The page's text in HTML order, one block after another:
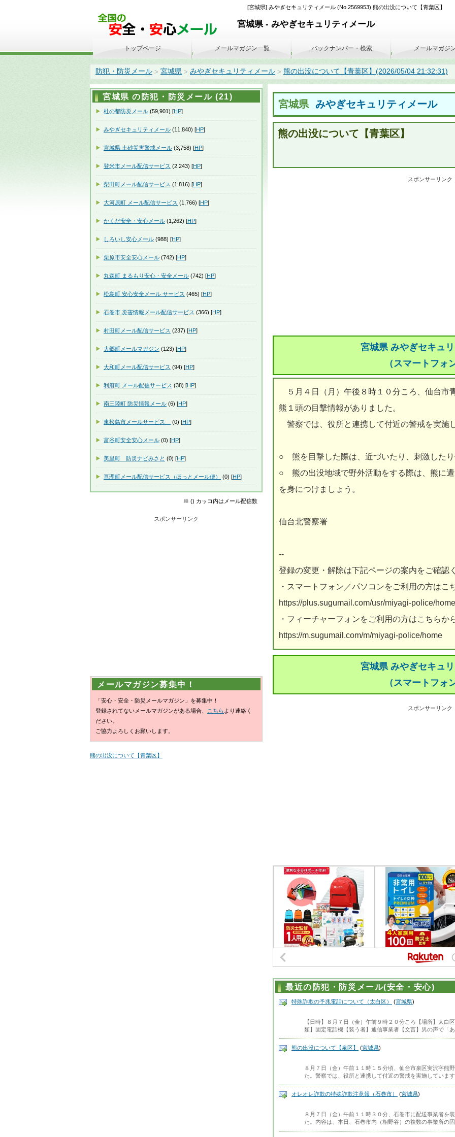
[宮城県] みやぎセキュリティメール (No.2569953) 熊の出没について【青葉区】
宮城県 - みやぎセキュリティメール
防犯・防災メール > 宮城県 > みやぎセキュリティメール > 熊の出没について【青葉区】(2026/05/04 21:32:31)
宮城県 みやぎセキュリティメール
熊の出没について【青葉区】
スポンサーリンク
宮城県 みやぎセキュ
（スマートフォ
５月４日（月）午後８時１０分ころ、仙台市
熊１頭の目撃情報がありました。
警察では、役所と連携して付近の警戒を実施
○ 熊を目撃した際は、近づいたり、刺激した
○ 熊の出没地域で野外活動をする際は、熊に
を身につけましょう。
仙台北警察署
--
登録の変更・解除は下記ページの案内をご確認
・スマートフォン／パソコンをご利用の方はこ
https://plus.sugumail.com/usr/miyagi-police/home
・フィーチャーフォンをご利用の方はこちらか
https://m.sugumail.com/m/miyagi-police/home
宮城県 みやぎセキュ
（スマートフォ
スポンサーリンク
最近の防犯・防災メール(安全・安心)
特殊詐欺の予兆電話について（太白区） (宮城県)
【日時】８月７日（金）午前９時２０分ころ【場所】太白
類】固定電話機【装う者】通信事業者【文言】男の声で「
熊の出没について【泉区】 (宮城県)
８月７日（金）午前１１時１５分頃、仙台市泉区実沢字熊
た。警察では、役所と連携して付近の警戒を実施していま
オレオレ詐欺の特殊詐欺注意報（石巻市） (宮城県)
８月７日（金）午前１１時３０分、石巻市に配送事業者を
た。内容は、本日、石巻市内（相野谷）の複数の事業所の
トップページ メールマガジン一覧 バックナンバー・検索 メールマガジ
宮城県 の防犯・防災メール (21)
杜の都防災メール (59,901) [HP]
みやぎセキュリティメール (11,840) [HP]
宮城県 土砂災害警戒メール (3,758) [HP]
登米市メール配信サービス (2,243) [HP]
柴田町メール配信サービス (1,816) [HP]
大河原町 メール配信サービス (1,766) [HP]
かくだ安全・安心メール (1,262) [HP]
しろいし安心メール (988) [HP]
栗原市安全安心メール (742) [HP]
丸森町 まるもり安心・安全メール (742) [HP]
松島町 安心安全メール サービス (465) [HP]
石巻市 災害情報メール配信サービス (366) [HP]
村田町メール配信サービス (237) [HP]
大郷町メールマガジン (123) [HP]
大和町メール配信サービス (94) [HP]
利府町 メール配信サービス (38) [HP]
南三陸町 防災情報メール (6) [HP]
東松島市メールサービス (0) [HP]
富谷町安全安心メール (0) [HP]
美里町 防災ナビみさと (0) [HP]
亘理町メール配信サービス（ほっとメール便） (0) [HP]
※ () カッコ内はメール配信数
スポンサーリンク
メールマガジン募集中！
「安心・安全・防災メールマガジン」を募集中！
登録されてないメールマガジンがある場合、
こちら より連絡く
ださい。
ご協力よろしくお願いします。
熊の出没について【青葉区】